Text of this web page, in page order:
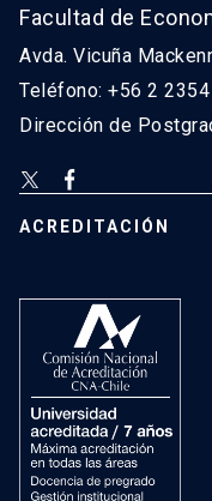
Facultad de
Avda. Vicuña
Teléfono: +56 2
Dirección de
ACREDITACIÓN